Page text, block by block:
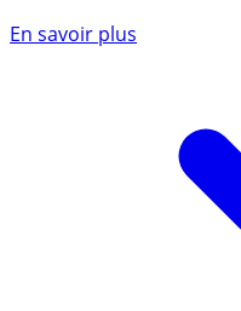
En savoir plus